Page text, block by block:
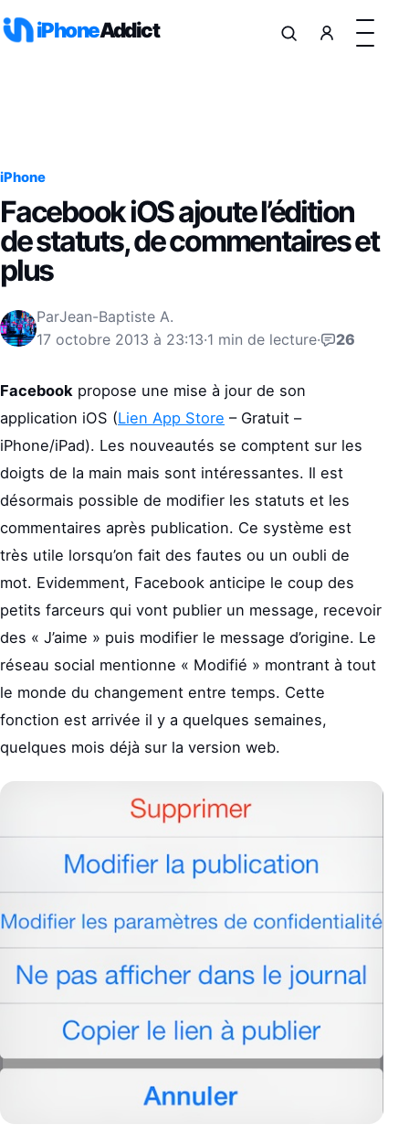
iPhoneAddict
iPhone
Facebook iOS ajoute l’édition
de statuts, de commentaires et
plus
ParJean-Baptiste A.
17 octobre 2013 à 23:13·1 min de lecture· 26
Facebook propose une mise à jour de son
application iOS (Lien App Store – Gratuit –
iPhone/iPad). Les nouveautés se comptent sur les
doigts de la main mais sont intéressantes. Il est
désormais possible de modifier les statuts et les
commentaires après publication. Ce système est
très utile lorsqu’on fait des fautes ou un oubli de
mot. Evidemment, Facebook anticipe le coup des
petits farceurs qui vont publier un message, recevoir
des « J’aime » puis modifier le message d’origine. Le
réseau social mentionne « Modifié » montrant à tout
le monde du changement entre temps. Cette
fonction est arrivée il y a quelques semaines,
quelques mois déjà sur la version web.